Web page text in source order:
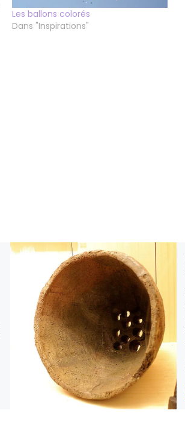
Les ballons colorés
Dans "Inspirations"